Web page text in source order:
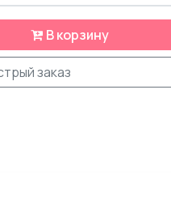
В корзину
заказ